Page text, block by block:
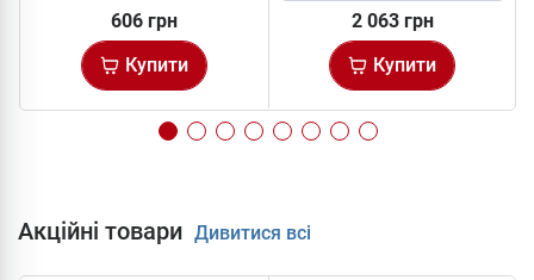
606 грн
Купити
2 063 грн
Купити
Акційні товари Дивитися всі